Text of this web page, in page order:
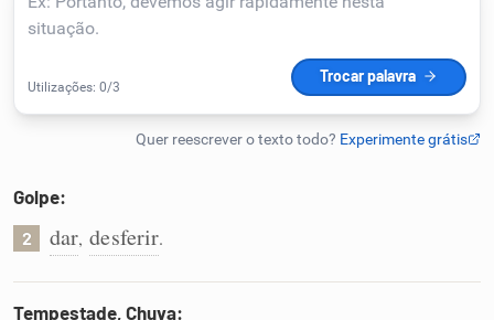
Corrigir Texto
Detector de IA
Humanizador de IA
Golpe:
2 dar, desferir.
Tempestade, Chuva: